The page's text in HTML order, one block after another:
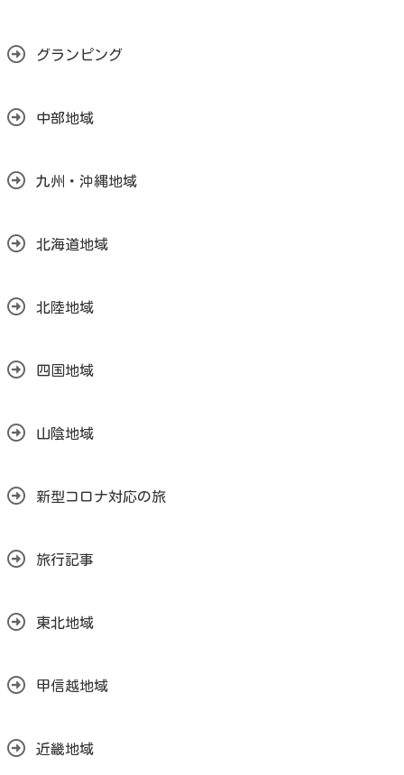
グランピング
中部地域
九州・沖縄地域
北海道地域
北陸地域
四国地域
山陰地域
新型コロナ対応の旅
旅行記事
東北地域
甲信越地域
近畿地域